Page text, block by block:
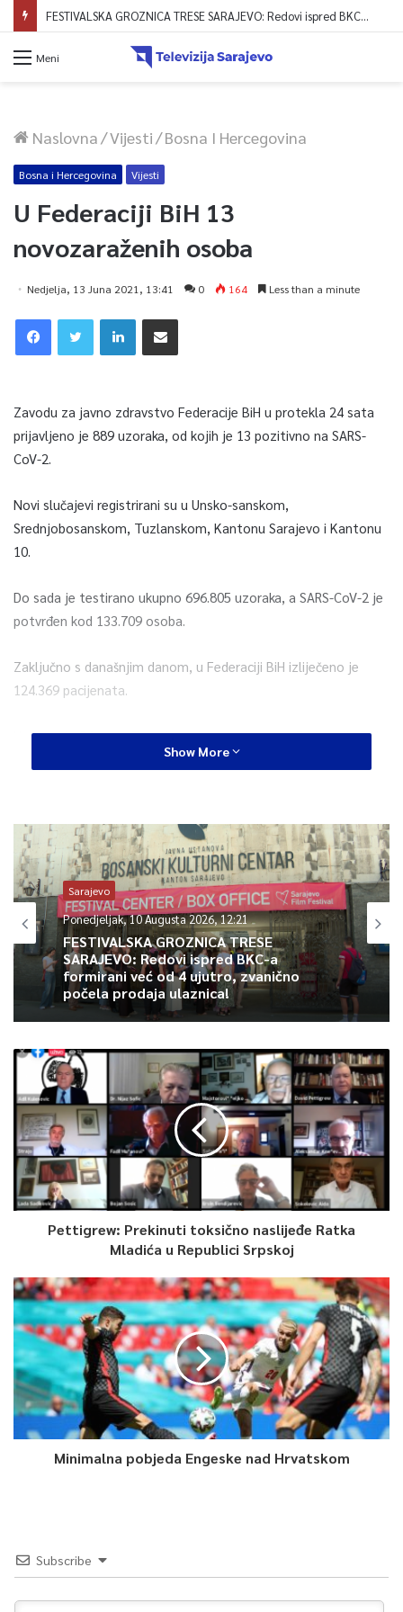
FESTIVALSKA GROZNICA TRESE SARAJEVO: Redovi ispred BKC-a formirani već od 4 ujutro, zvanično počela prodaja ulaznica!
Meni
Naslovna/Vijesti/Bosna I Hercegovina
Bosna i Hercegovina Vijesti
U Federaciji BiH 13
novozaraženih osoba
Nedjelja, 13 Juna 2021, 13:41 0 164 Less than a minute
Zavodu za javno zdravstvo Federacije BiH u protekla 24 sata
prijavljeno je 889 uzoraka, od kojih je 13 pozitivno na SARS-
CoV-2.
Novi slučajevi registrirani su u Unsko-sanskom,
Srednjobosanskom, Tuzlanskom, Kantonu Sarajevo i Kantonu
10.
Do sada je testirano ukupno 696.805 uzoraka, a SARS-CoV-2 je
potvrđen kod 133.709 osoba.
Zaključno s današnjim danom, u Federaciji BiH izliječeno je
124.369 pacijenata.
U protekla 24 sata, Zavodu za javno zdravstvo Federacije BiH
prijavljena su dva smrtna ishoda. S današnjim danom, broj
0
Article Rating
Show More
Sarajevo
Ponedjeljak, 10 Augusta 2026, 12:21
FESTIVALSKA GROZNICA TRESE
SARAJEVO: Redovi ispred BKC-a
formirani već od 4 ujutro, zvanično
počela prodaja ulaznica!
Pettigrew: Prekinuti toksično naslijeđe Ratka
Mladića u Republici Srpskoj
Minimalna pobjeda Engeske nad Hrvatskom
Subscribe